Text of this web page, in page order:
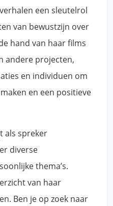
een sleutelrol
van bewustzijn over
hand van haar films
andere projecten,
en individuen om
en een positieve
als spreker
diverse
thema’s.
van haar
Ben je op zoek naar